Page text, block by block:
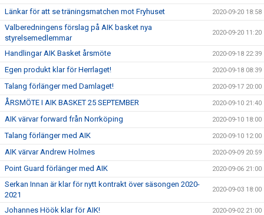
Länkar för att se träningsmatchen mot Fryhuset 2020-09-20 18:58
Valberedningens förslag på AIK basket nya
styrelsemedlemmar
2020-09-20 11:20
Handlingar AIK Basket årsmöte 2020-09-18 22:39
Egen produkt klar för Herrlaget! 2020-09-18 08:39
Talang förlänger med Damlaget! 2020-09-17 20:00
ÅRSMÖTE I AIK BASKET 25 SEPTEMBER 2020-09-10 21:40
AIK värvar forward från Norrköping 2020-09-10 18:00
Talang förlänger med AIK 2020-09-10 12:00
AIK värvar Andrew Holmes 2020-09-09 20:59
Point Guard förlänger med AIK 2020-09-06 21:00
Serkan Innan är klar för nytt kontrakt över säsongen 2020-
2021
2020-09-03 18:00
Johannes Höök klar för AIK! 2020-09-02 21:00